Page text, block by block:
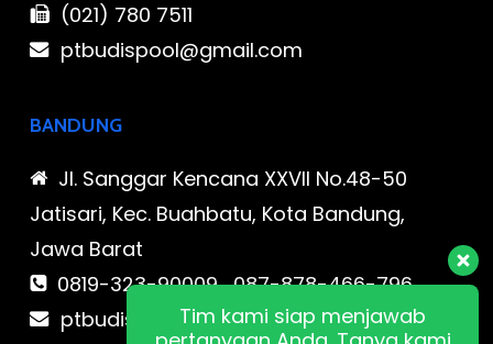
(021) 780 7511
ptbudispool@gmail.com
BANDUNG
Jl. Sanggar Kencana XXVII No.48-50
Jatisari, Kec. Buahbatu, Kota Bandung,
Jawa Barat
0819-323-90009 , 087-878-466-796
ptbudispool@gmail.comTim kami siap menjawab